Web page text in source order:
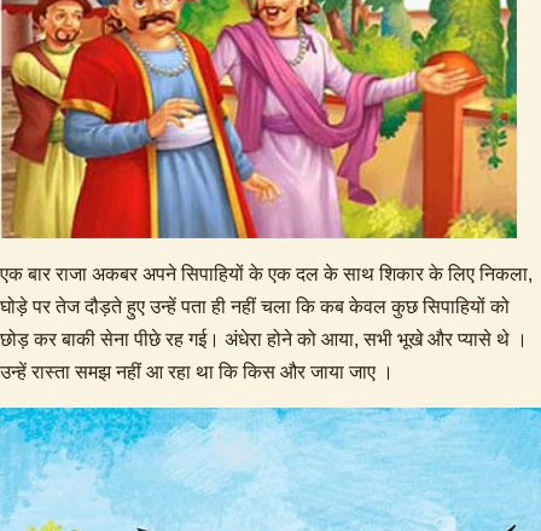
एक बार राजा अकबर अपने सिपाहियों के एक दल के साथ शिकार के लिए निकला,
घोड़े पर तेज दौड़ते हुए उन्हें पता ही नहीं चला कि कब केवल कुछ सिपाहियों को
छोड़ कर बाकी सेना पीछे रह गई। अंधेरा होने को आया, सभी भूखे और प्यासे थे ।
उन्हें रास्ता समझ नहीं आ रहा था कि किस और जाया जाए ।